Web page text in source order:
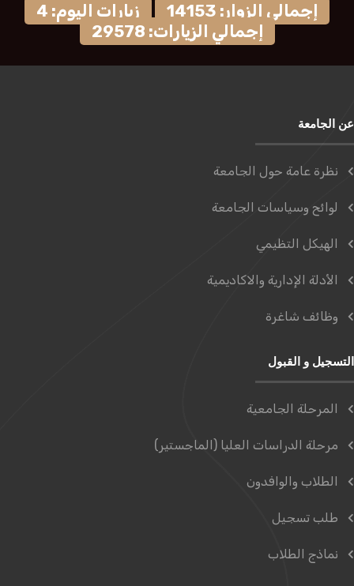
إجمالي الزوار: 14153
زيارات اليوم: 4
إجمالي الزيارات: 29578
عن الجامعة
نظرة عامة حول الجامعة
لوائح وسياسات الجامعة
الهيكل التظيمي
الأدلة الإدارية والاكاديمية
وظائف شاغرة
التسجيل و القبول
المرحلة الجامعية
مرحلة الدراسات العليا (الماجستير)
الطلاب والوافدون
طلب تسجيل
نماذج الطلاب